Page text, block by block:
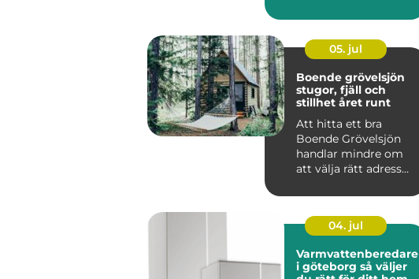
havsnära b...
05. jul
Boende grövelsjön
stugor, fjäll och
stillhet året runt
Att hitta ett bra
Boende Grövelsjön
handlar mindre om
att välja rätt adress
vil...
04. jul
Varmvattenberedare
i göteborg så väljer